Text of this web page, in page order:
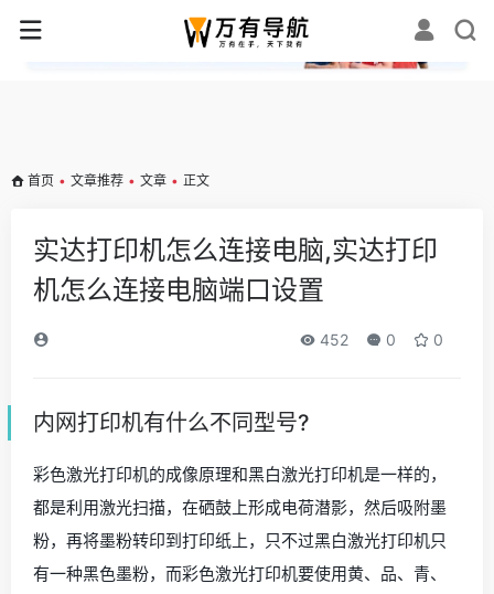
✕
首页 • 文章推荐 • 文章 • 正文
实达打印机怎么连接电脑,实达打印
机怎么连接电脑端口设置
452 0 0
内网打印机有什么不同型号?
彩色激光打印机的成像原理和黑白激光打印机是一样的，
都是利用激光扫描，在硒鼓上形成电荷潜影，然后吸附墨
粉，再将墨粉转印到打印纸上，只不过黑白激光打印机只
有一种黑色墨粉，而彩色激光打印机要使用黄、品、青、